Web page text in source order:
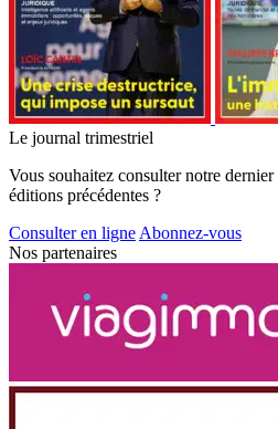
Le journal trimestriel
Vous souhaitez consulter notre
éditions précédentes ?
Consulter en ligne Abonnez-vous
Nos partenaires